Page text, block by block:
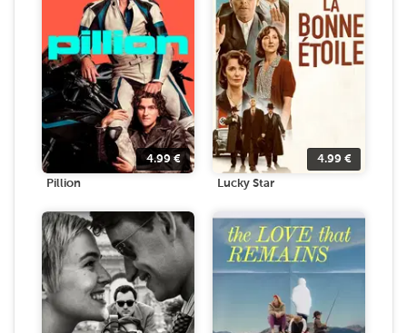
4.99€
Pillion
4.99 €
Lucky Star